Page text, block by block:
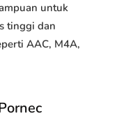
untuk
tinggi dan
AAC, M4A,